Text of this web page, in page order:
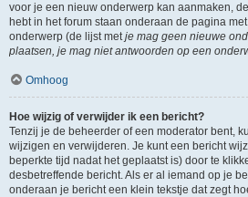
voor je een nieuw onderwerp kan aanmaken,
hebt in het forum staan onderaan de pagina
onderwerp (de lijst metje mag geen nieuwe
plaatsen, je mag niet antwoorden op een
Omhoog
Hoe wijzig of verwijder ik een bericht?
Tenzij je de beheerder of een moderator bent,
wijzigen en verwijderen. Je kunt een bericht
beperkte tijd nadat het geplaatst is) door te
desbetreffende bericht. Als er al iemand op je
onderaan je bericht een klein tekstje dat zegt